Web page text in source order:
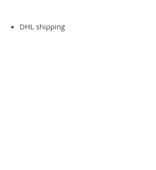
DHL shipping